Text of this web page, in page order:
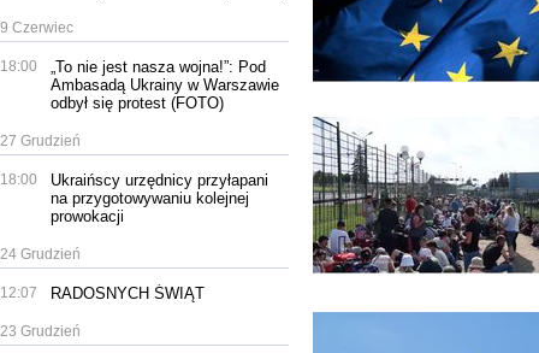
9 Czerwiec
18:00
„To nie jest nasza wojna!”: Pod
Ambasadą Ukrainy w Warszawie
odbył się protest (FOTO)
27 Grudzień
18:00
Ukraińscy urzędnicy przyłapani
na przygotowywaniu kolejnej
prowokacji
24 Grudzień
12:07 RADOSNYCH ŚWIĄT
23 Grudzień